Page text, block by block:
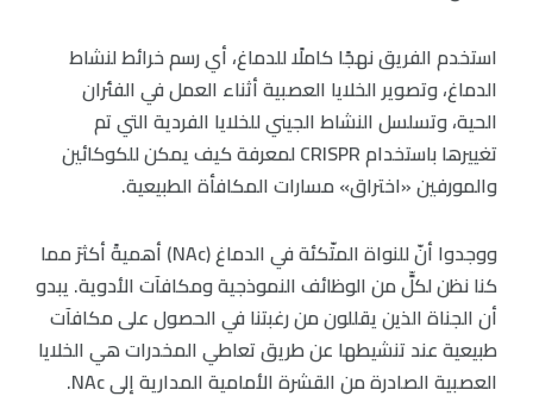
استخدم الفريق نهجًا كاملًا للدماغ، أي رسم خرائط لنشاط
الدماغ، وتصوير الخلايا العصبية أثناء العمل في الفئران
الحية، وتسلسل النشاط الجيني للخلايا الفردية التي تم
تغييرها باستخدام CRISPR لمعرفة كيف يمكن للكوكائين
والمورفين «اختراق» مسارات المكافأة الطبيعية.
ووجدوا أنّ للنواة المتّكئة في الدماغ (NAc) أهميةً أكثرَ مما
كنا نظن لكلٍّ من الوظائف النموذجية ومكافآت الأدوية. يبدو
أن الجناة الذين يقللون من رغبتنا في الحصول على مكافآت
طبيعية عند تنشيطها عن طريق تعاطي المخدرات هي الخلايا
العصبية الصادرة من القشرة الأمامية المدارية إلى NAc.